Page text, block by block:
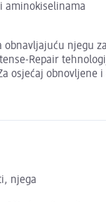
aminokiselinama
obnavljajuću
Repair
obnovljene i
njega